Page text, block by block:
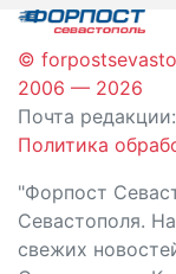
©
2006 — 2026
Почта редакции:
Политика
"Форпост
Севастополя.
свежих